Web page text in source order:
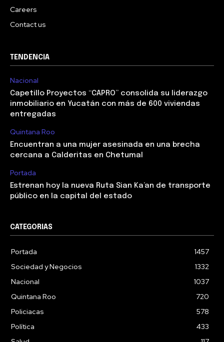
Careers
Contact us
TENDENCIA
Nacional
Capetillo Proyectos “CAPRO” consolida su liderazgo
inmobiliario en Yucatán con más de 600 viviendas
entregadas
Quintana Roo
Encuentran a una mujer asesinada en una brecha
cercana a Calderitas en Chetumal
Portada
Estrenan hoy la nueva Ruta Sian Ka’an de transporte
público en la capital del estado
CATEGORIAS
Portada
1457
Sociedad y Negocios
1332
Nacional
1037
Quintana Roo
720
Policiacas
578
Política
433